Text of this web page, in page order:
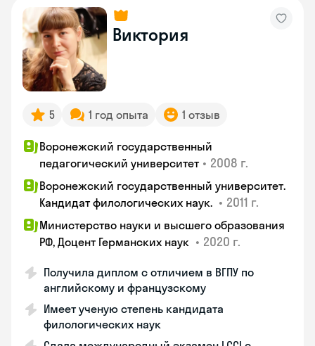
Виктория
5 1 год опыта 1 отзыв
Воронежский государственный
педагогический университет • 2008 г.
Воронежский государственный университет.
Кандидат филологических наук. • 2011 г.
Министерство науки и высшего образования
РФ, Доцент Германских наук • 2020 г.
Получила диплом с отличием в ВГПУ по
английскому и французскому
Имеет ученую степень кандидата
филологических наук